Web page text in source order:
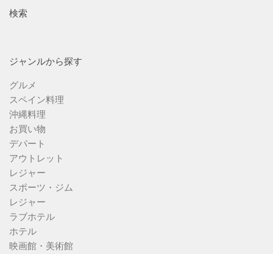
検索
ジャンルから探す
グルメ
スペイン料理
沖縄料理
お買い物
デパート
アウトレット
レジャー
スポーツ・ジム
レジャー
ラブホテル
ホテル
映画館・美術館